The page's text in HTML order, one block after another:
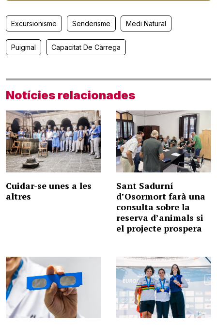
Excursionisme Senderisme Medi Natural
Puigmal Capacitat De Càrrega
Notícies relacionades
Cuidar-se unes a les
altres
Sant Sadurní
d’Osormort farà una
consulta sobre la
reserva d’animals si
el projecte prospera